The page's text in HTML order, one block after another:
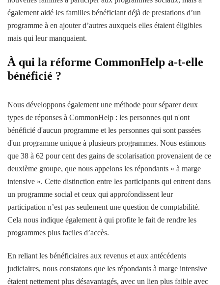
également aidé les familles bénéficiant déjà de prestations d’un
programme à en ajouter d’autres auxquels elles étaient éligibles
mais qui leur manquaient.
À qui la réforme CommonHelp a-t-elle
bénéficié ?
Nous développons également une méthode pour séparer deux
types de réponses à CommonHelp : les personnes qui n'ont
bénéficié d'aucun programme et les personnes qui sont passées
d'un programme unique à plusieurs programmes. Nous estimons
que 38 à 62 pour cent des gains de scolarisation provenaient de ce
deuxième groupe, que nous appelons les répondants « à marge
intensive ». Cette distinction entre les participants qui entrent dans
un programme social et ceux qui approfondissent leur
participation n’est pas seulement une question de comptabilité.
Cela nous indique également à qui profite le fait de rendre les
programmes plus faciles d’accès.
En reliant les bénéficiaires aux revenus et aux antécédents
judiciaires, nous constatons que les répondants à marge intensive
étaient nettement plus désavantagés, avec un lien plus faible avec